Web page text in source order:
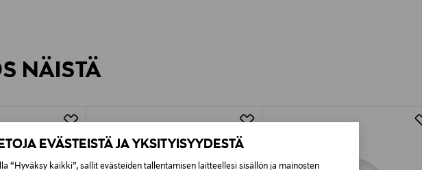
EVÄSTEISTÄ JA YKSITYISYYDESTÄ
“Hyväksy kaikki”, sallit evästeiden tallentamisen laitteellesi sisällön ja mainosten
Alk. 6,90 €, kun toimitus on saatavilla valittuun osoitteeseen.
NÄISTÄ